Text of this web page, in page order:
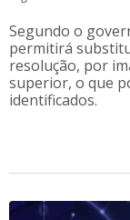
Segundo o
permitirá
resolução, por
superior, o que
identificados.